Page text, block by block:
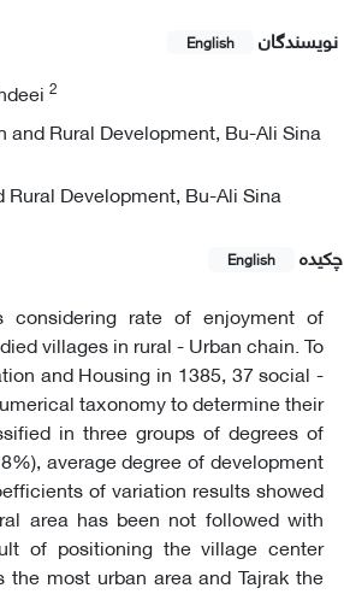
نویسندگان English
2
Rural Development, Bu-Ali Sina
Development, Bu-Ali Sina
چکیده
English
rate of enjoyment of
villages in rural - Urban chain. To
and Housing in 1385, 37 social -
taxonomy to determine their
in three groups of degrees of
average degree of development
of variation results showed
area has been not followed with
of positioning the village center
most urban area and Tajrak the